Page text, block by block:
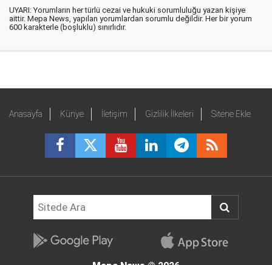
UYARI: Yorumların her türlü cezai ve hukuki sorumluluğu yazan kişiye
aittir. Mepa News, yapılan yorumlardan sorumlu değildir. Her bir yorum
600 karakterle (boşluklu) sınırlıdır.
Anasayfa Künye İletişim Gizlilik İlkeleri Sitene Ekle